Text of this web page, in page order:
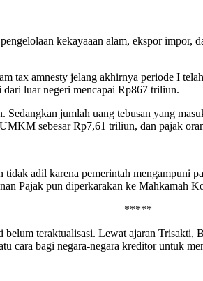
kekayaaan alam, ekspor
tax amnesty jelang akhirnya periode I
luar negeri mencapai Rp867 triliun.
jumlah uang tebusan yang
sebesar Rp7,61 triliun, dan pajak
adil karena pemerintah mengampuni
Pajak pun diperkarakan ke Mahkamah
*****
teraktualisasi. Lewat ajaran
cara bagi negara-negara kreditor untuk